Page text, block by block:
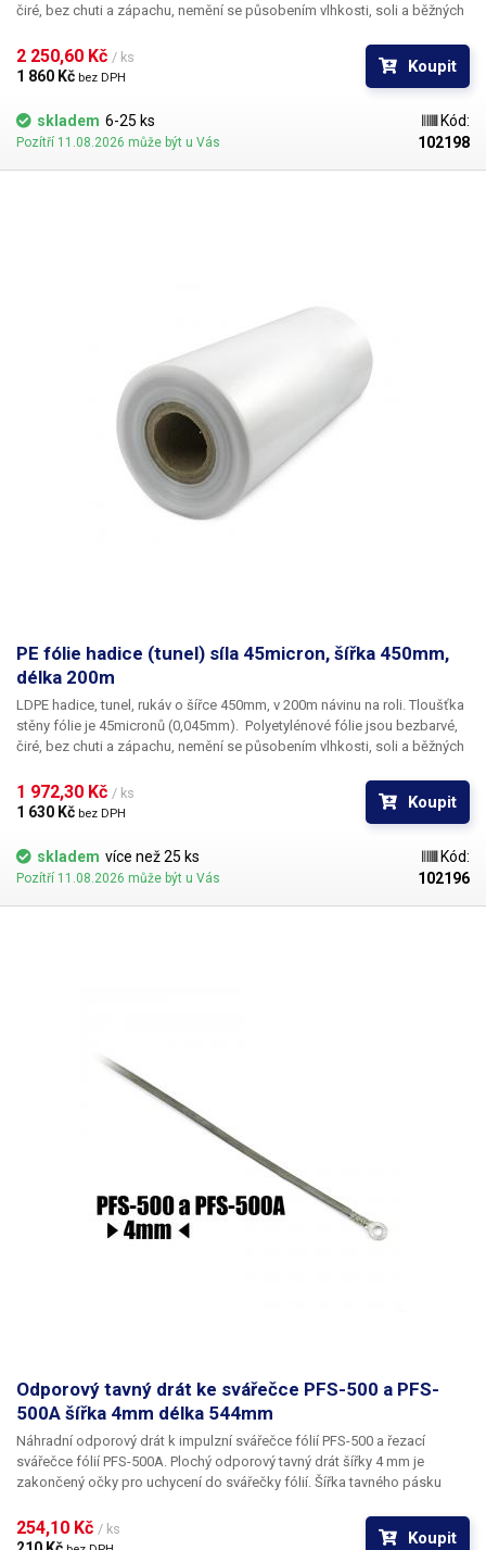
čiré, bez chuti a zápachu, nemění se působením vlhkosti, soli a běžných
odolné proti mrazu a vlhkosti. Fólie je vhodná pro výrobu pytlů, sáčků a
obalů jakéhokoliv zboží. PE fólie jsou zdravotně nezávadné, 100%
recyklovatelné a jsou vhodné i pro balení potravin (certifikát k
dispozici). Jako obalový prostředek splňují požadavky zákona č.
477/2001 Sb. (zákon o obalech). Ideální pro svařování všemi impulsními
svářečkami z naší nabídky. Cena je za roli 200 metrů. Materiál: LD-PE
(Low Density Polyethylen) Tloušťka materiálu: 45micron (0,045mm)*2
2 250,60 Kč / ks
1 860 Kč bez DPH
Koupit
skladem 6-25 ks
Pozítří 11.08.2026 může být u Vás
Kód:
102198
PE fólie hadice (tunel) síla 45micron, šířka 450mm,
délka 200m
LDPE hadice, tunel, rukáv o šířce 450mm, v 200m návinu na roli. Tloušťka
stěny fólie je 45micronů (0,045mm). ​Polyetylénové fólie jsou bezbarvé,
čiré, bez chuti a zápachu, nemění se působením vlhkosti, soli a běžných
odolné proti mrazu a vlhkosti. Fólie je vhodná pro výrobu pytlů, sáčků a
obalů jakéhokoliv zboží. PE fólie jsou zdravotně nezávadné, 100%
recyklovatelné a jsou vhodné i pro balení potravin (certifikát k
dispozici). Jako obalový prostředek splňují požadavky zákona č.
477/2001 Sb. (zákon o obalech). Ideální pro svařování všemi impulsními
svářečkami z naší nabídky. Cena je za roli 200 metrů. Materiál: LD-PE
(Low Density Polyethylen) Tloušťka materiálu: 45micron (0,045mm)*2
1 972,30 Kč / ks
1 630 Kč bez DPH
Koupit
skladem více než 25 ks
Pozítří 11.08.2026 může být u Vás
Kód:
102196
Odporový tavný drát ke svářečce PFS-500 a PFS-
500A šířka 4mm délka 544mm
Náhradní odporový drát k impulzní svářečce fólií PFS-500 a řezací
svářečce fólií PFS-500A. Plochý odporový tavný drát šířky 4 mm je
zakončený očky pro uchycení do svářečky fólií. Šířka tavného pásku
254,10 Kč / ks Koupit